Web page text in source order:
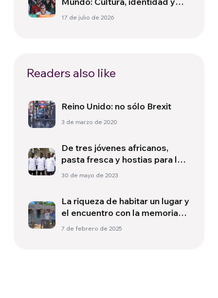
política más allá del terreno
17 de julio de 2026
Readers also like
Reino Unido: no sólo Brexit
3 de marzo de 2020
De tres jóvenes africanos,
pasta fresca y hostias para la
Misa
30 de mayo de 2023
La riqueza de habitar un lugar y
el encuentro con la memoria
que nos habita
7 de febrero de 2025